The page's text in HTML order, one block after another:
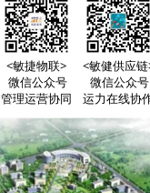
<敏捷物联>
微信公众号
管理运营协同
<敏健供应链
微信公众号
运力在线协